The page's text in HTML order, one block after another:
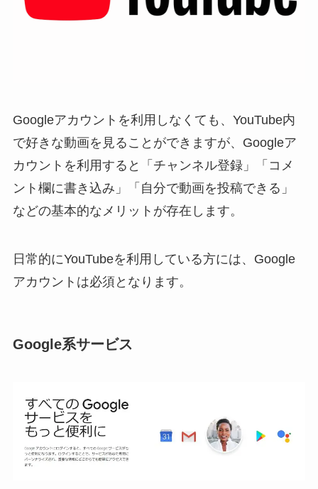
Googleアカウントを利用しなくても、YouTube内
で好きな動画を見ることができますが、Googleア
カウントを利用すると「チャンネル登録」「コメ
ント欄に書き込み」「自分で動画を投稿できる」
などの基本的なメリットが存在します。
日常的にYouTubeを利用している方には、Google
アカウントは必須となります。
Google系サービス